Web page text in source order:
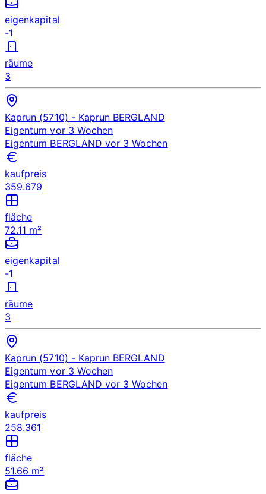
eigenkapital
-1
räume
3
Kaprun (5710) - Kaprun BERGLAND
Eigentum vor 3 Wochen
Eigentum BERGLAND vor 3 Wochen
kaufpreis
359.679
fläche
72.11 m²
eigenkapital
-1
räume
3
Kaprun (5710) - Kaprun BERGLAND
Eigentum vor 3 Wochen
Eigentum BERGLAND vor 3 Wochen
kaufpreis
258.361
fläche
51.66 m²